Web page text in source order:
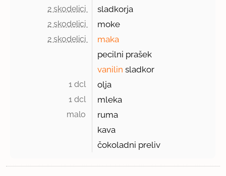
2 skodelici sladkorja
2 skodelici moke
2 skodelici
maka
pecilni prašek
vanilin sladkor
1 dcl olja
1 dcl mleka
malo
ruma
kava
čokoladni preliv